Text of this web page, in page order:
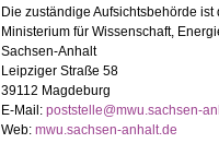
Die zuständige Aufsichtsbehörde ist
Ministerium für Wissenschaft,
Sachsen-Anhalt
Leipziger Straße 58
39112 Magdeburg
E-Mail: poststelle@mwu.sachsen-
Web: mwu.sachsen-anhalt.de